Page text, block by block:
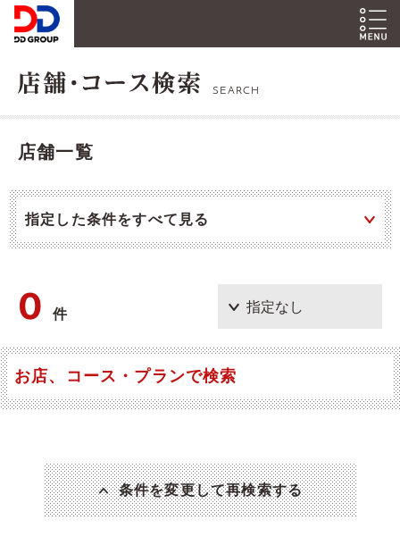
SEARCH
店舗一覧
指定した条件をすべて見る
0件
お店、コース・プランで検索
条件を変更して再検索する